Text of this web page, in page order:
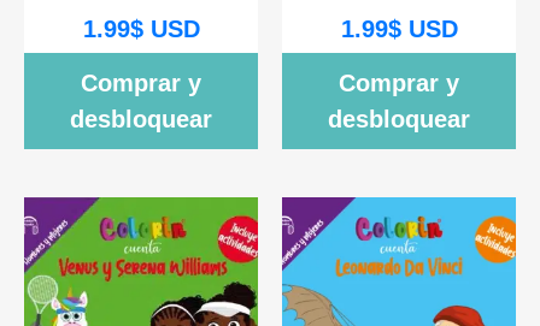
1.99$USD
Comprar y
desbloquear
1.99$USD
Comprar y
desbloquear